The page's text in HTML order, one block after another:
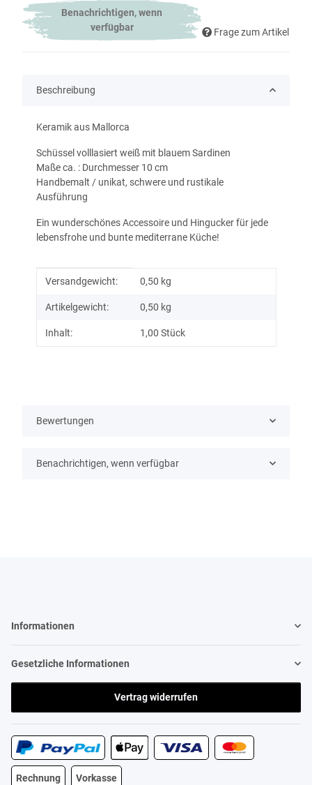
Benachrichtigen, wenn
verfügbar
Frage zum Artikel
Beschreibung
Keramik aus Mallorca
Schüssel volllasiert weiß mit blauem Sardinen
Maße ca. : Durchmesser 10 cm
Handbemalt / unikat, schwere und rustikale
Ausführung
Ein wunderschönes Accessoire und Hingucker für jede
lebensfrohe und bunte mediterrane Küche!
Produkteigenschaft
Wert
Versandgewicht: 0,50 kg
Artikelgewicht: 0,50 kg
Inhalt: 1,00 Stück
Bewertungen
Benachrichtigen, wenn verfügbar
Informationen
Gesetzliche Informationen
Vertrag widerrufen
Rechnung Vorkasse